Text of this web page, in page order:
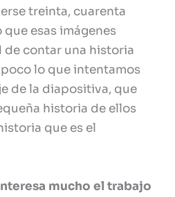
treinta, cuarenta
esas imágenes
contar una historia
poco lo que intentamos
de la diapositiva, que
historia de ellos
que es el
mucho el trabajo